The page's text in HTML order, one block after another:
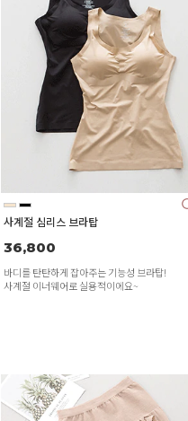
사계절 심리스 브라탑
36,800
바디를 탄탄하게 잡아주는 기능성 브라탑!
사계절 이너웨어로 실용적이에요~